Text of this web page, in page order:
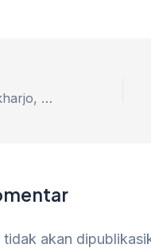
Pesona Pantai Klero Gesikharjo, Destinasi Favorit Ngabuburit Warga Tuban
akan